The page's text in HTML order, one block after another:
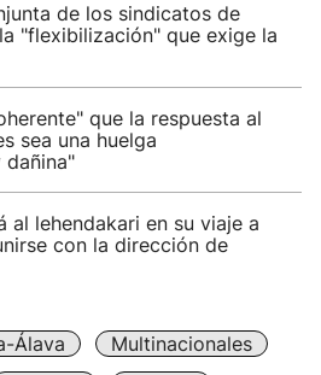
de los sindicatos de
"flexibilización" que exige la
que la respuesta al
sea una huelga
dañina"
al lehendakari en su viaje a
con la dirección de
Álava
Multinacionales